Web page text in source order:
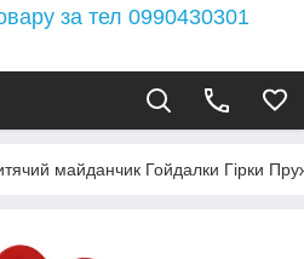
за тел 0990430301
майданчик Гойдалки Гірки